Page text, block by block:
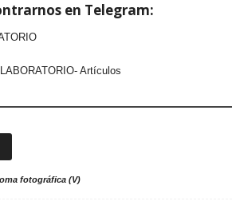
en Telegram:
Artículos
fotográfica (V)